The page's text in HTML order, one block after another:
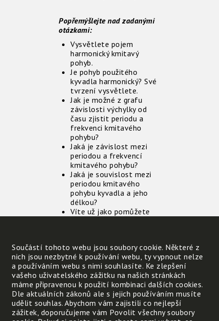
Popřemýšlejte nad zadanými
otázkami:
Vysvětlete pojem
harmonický kmitavý
pohyb.
Je pohyb použitého
kyvadla harmonický? Své
tvrzení vysvětlete.
Jak je možné z grafu
závislosti výchylky od
času zjistit periodu a
frekvenci kmitavého
pohybu?
Jaká je závislost mezi
periodou a frekvencí
kmitavého pohybu?
Jaká je souvislost mezi
periodou kmitavého
pohybu kyvadla a jeho
délkou?
Víte už jako pomůžete
Úkol:
Jak se změní chod
kyvadlových hodin ve
srovnání s chladnými
zimními dny, když přijdou
horké letní dny? Hodiny
jsou v místnosti bez
Součástí tohoto webu jsou soubory cookie. Některé z
nich jsou nezbytné k používání webu, ty vypnout nelze
a používáním webu s nimi souhlasíte. Ke zlepšení
vašeho uživatelského zážitku na našich stránkách
máme připravenou k použití kombinaci dalších cookies.
Dle aktuálních zákonů ale s jejich používáním musíte
udělit souhlas. Abychom vám zajistili co nejlepší
zážitek, doporučujeme vám Povolit všechny soubory